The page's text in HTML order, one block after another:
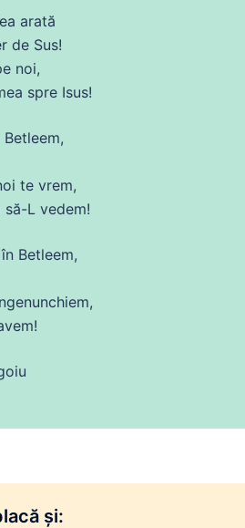
arată
de Sus!
noi,
spre Isus!
te vrem,
să-L vedem!
Betleem,
și: